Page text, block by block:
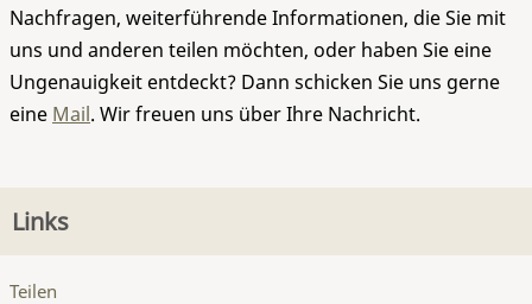
Nachfragen, weiterführende Informationen, die Sie mit
uns und anderen teilen möchten, oder haben Sie eine
Ungenauigkeit entdeckt? Dann schicken Sie uns gerne
eine Mail. Wir freuen uns über Ihre Nachricht.
Links
Teilen